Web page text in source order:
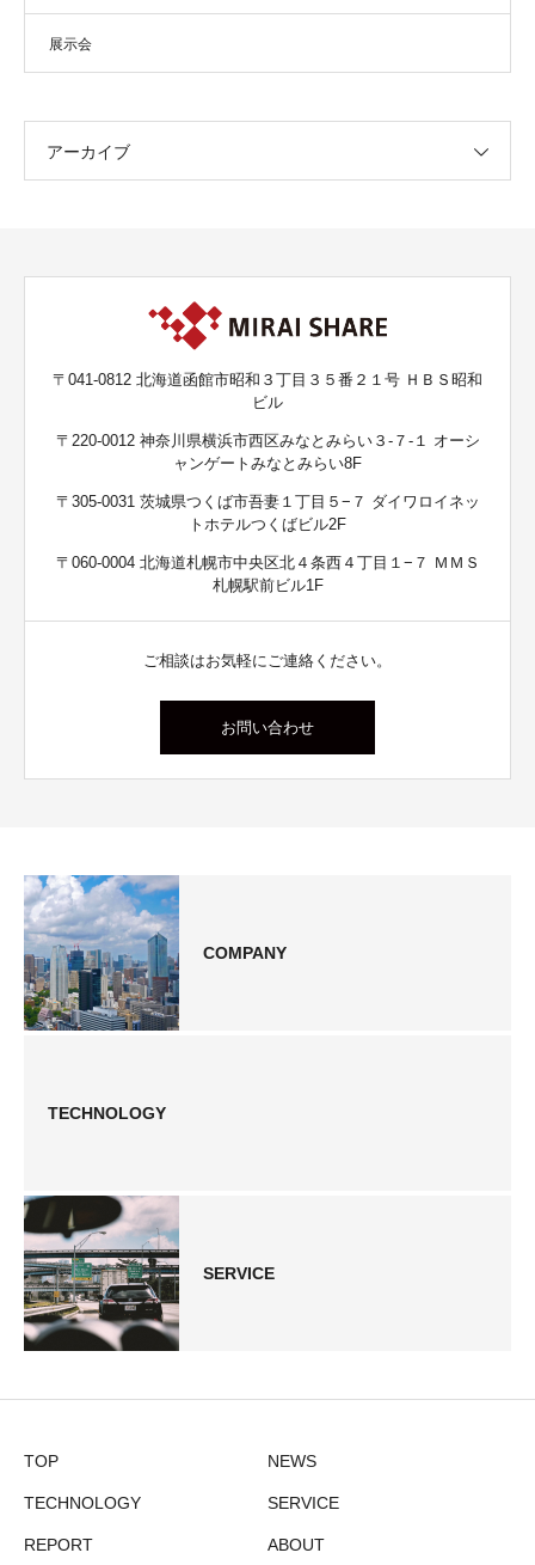
展示会
アーカイブ
〒041-0812 北海道函館市昭和３丁目３５番２１号 ＨＢＳ昭和
ビル
〒220-0012 神奈川県横浜市西区みなとみらい３-７-１ オーシ
ャンゲートみなとみらい8F
〒305-0031 茨城県つくば市吾妻１丁目５−７ ダイワロイネッ
トホテルつくばビル2F
〒060-0004 北海道札幌市中央区北４条西４丁目１−７ ＭＭＳ
札幌駅前ビル1F
ご相談はお気軽にご連絡ください。
お問い合わせ
COMPANY
TECHNOLOGY
SERVICE
TOP NEWS
TECHNOLOGY SERVICE
REPORT ABOUT